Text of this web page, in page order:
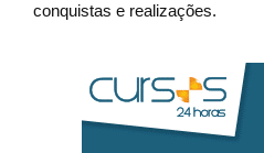
conquistas e realizações.